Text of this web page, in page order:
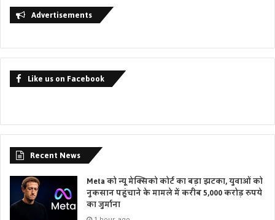
Advertisements
Like us on Facebook
Recent News
Meta को न्यू मेक्सिको कोर्ट का बड़ा झटका, युवाओं को
नुकसान पहुंचाने के मामले में करीब 5,000 करोड़ रुपये
का जुर्माना